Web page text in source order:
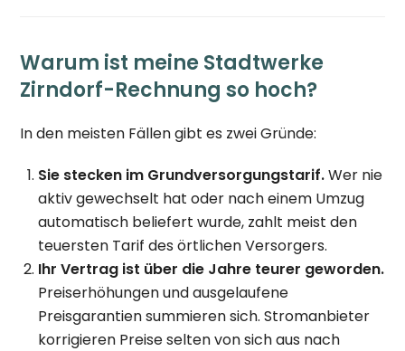
Warum ist meine Stadtwerke
Zirndorf-Rechnung so hoch?
In den meisten Fällen gibt es zwei Gründe:
Sie stecken im Grundversorgungstarif.Wer nie
aktiv gewechselt hat oder nach einem Umzug
automatisch beliefert wurde, zahlt meist den
teuersten Tarif des örtlichen Versorgers.
Ihr Vertrag ist über die Jahre teurer geworden.
Preiserhöhungen und ausgelaufene
Preisgarantien summieren sich. Stromanbieter
korrigieren Preise selten von sich aus nach